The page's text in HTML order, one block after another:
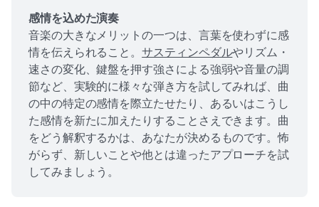
感情を込めた演奏
音楽の大きなメリットの一つは、言葉を使わずに感
情を伝えられること。サスティンペダルやリズム・
速さの変化、鍵盤を押す強さによる強弱や音量の調
節など、実験的に様々な弾き方を試してみれば、曲
の中の特定の感情を際立たせたり、あるいはこうし
た感情を新たに加えたりすることさえできます。曲
をどう解釈するかは、あなたが決めるものです。怖
がらず、新しいことや他とは違ったアプローチを試
してみましょう。